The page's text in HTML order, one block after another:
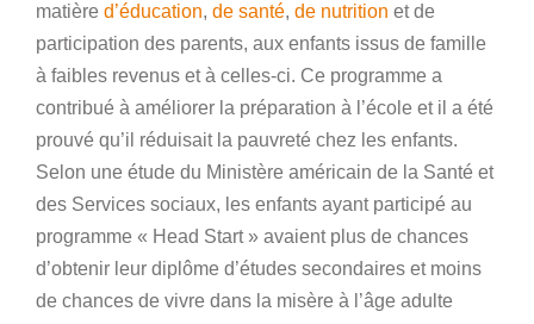
matière d’éducation, de santé, de nutrition et de
participation des parents, aux enfants issus de famille
à faibles revenus et à celles-ci. Ce programme a
contribué à améliorer la préparation à l’école et il a été
prouvé qu’il réduisait la pauvreté chez les enfants.
Selon une étude du Ministère américain de la Santé et
des Services sociaux, les enfants ayant participé au
programme « Head Start » avaient plus de chances
d’obtenir leur diplôme d’études secondaires et moins
de chances de vivre dans la misère à l’âge adulte